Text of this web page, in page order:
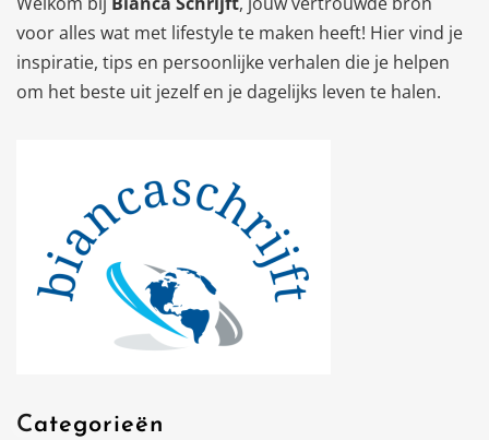
voor alles wat met lifestyle te maken heeft! Hier vind je
inspiratie, tips en persoonlijke verhalen die je helpen
om het beste uit jezelf en je dagelijks leven te halen.
Categorieën